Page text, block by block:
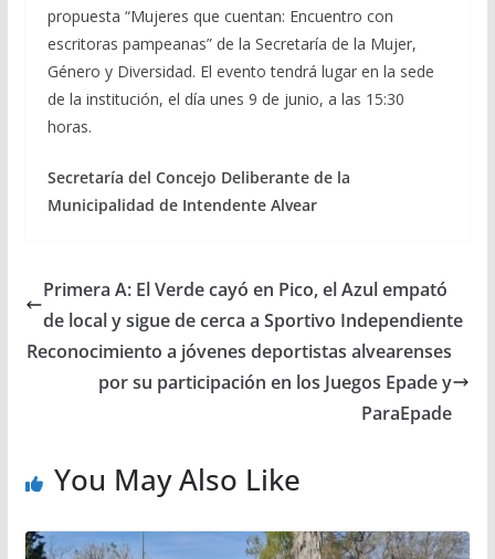
propuesta “Mujeres que cuentan: Encuentro con
escritoras pampeanas” de la Secretaría de la Mujer,
Género y Diversidad. El evento tendrá lugar en la sede
de la institución, el día unes 9 de junio, a las 15:30
horas.
Secretaría del Concejo Deliberante de la
Municipalidad de Intendente Alvear
Primera A: El Verde cayó en Pico, el Azul empató
de local y sigue de cerca a Sportivo Independiente
Reconocimiento a jóvenes deportistas alvearenses
por su participación en los Juegos Epade y
ParaEpade
You May Also Like